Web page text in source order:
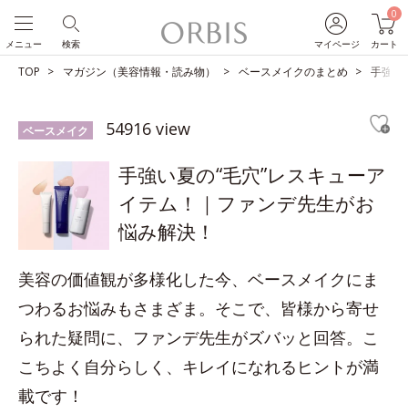
マイページ
0
カート
検索
メニュー
TOP マガジン（美容情報・読み物） ベースメイクのまとめ 手強い
ベースメイク 54916 view
手強い夏の“毛穴”レスキューア
イテム！｜ファンデ先生がお
悩み解決！
美容の価値観が多様化した今、ベースメイクにま
つわるお悩みもさまざま。そこで、皆様から寄せ
られた疑問に、ファンデ先生がズバッと回答。こ
こちよく自分らしく、キレイになれるヒントが満
載です！